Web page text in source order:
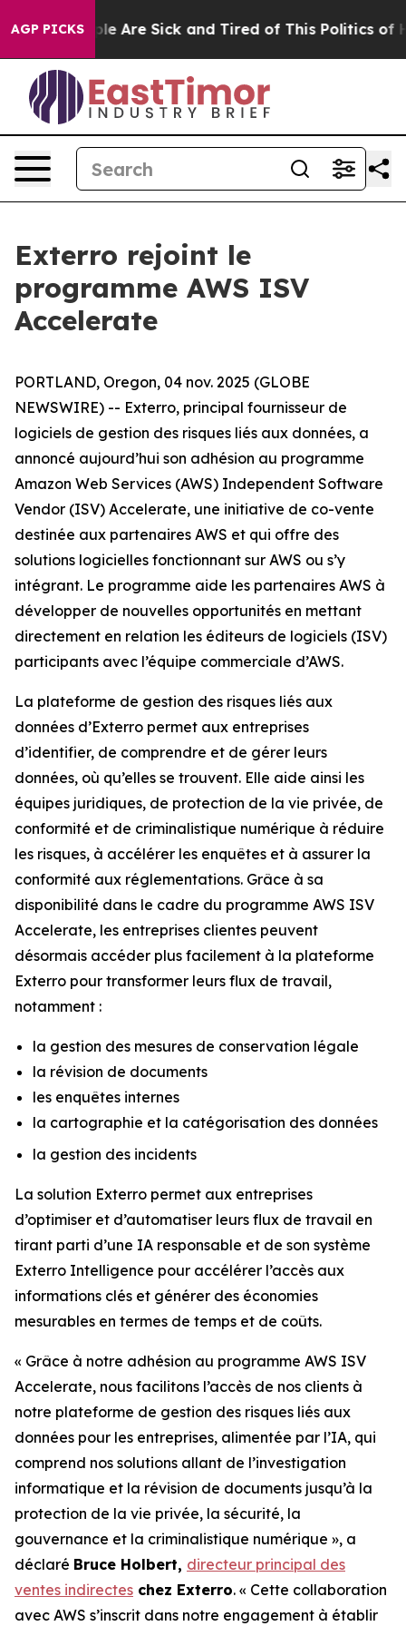
AGP PICKS
“People Are Sick and Tired of This Politics of
Exterro rejoint le
programme AWS ISV
Accelerate
PORTLAND, Oregon, 04 nov. 2025 (GLOBE
NEWSWIRE) -- Exterro, principal fournisseur de
logiciels de gestion des risques liés aux données, a
annoncé aujourd’hui son adhésion au programme
Amazon Web Services (AWS) Independent Software
Vendor (ISV) Accelerate, une initiative de co-vente
destinée aux partenaires AWS et qui offre des
solutions logicielles fonctionnant sur AWS ou s’y
intégrant. Le programme aide les partenaires AWS à
développer de nouvelles opportunités en mettant
directement en relation les éditeurs de logiciels (ISV)
participants avec l’équipe commerciale d’AWS.
La plateforme de gestion des risques liés aux
données d’Exterro permet aux entreprises
d’identifier, de comprendre et de gérer leurs
données, où qu’elles se trouvent. Elle aide ainsi les
équipes juridiques, de protection de la vie privée, de
conformité et de criminalistique numérique à réduire
les risques, à accélérer les enquêtes et à assurer la
conformité aux réglementations. Grâce à sa
disponibilité dans le cadre du programme AWS ISV
Accelerate, les entreprises clientes peuvent
désormais accéder plus facilement à la plateforme
Exterro pour transformer leurs flux de travail,
notamment :
la gestion des mesures de conservation légale
la révision de documents
les enquêtes internes
la cartographie et la catégorisation des données
la gestion des incidents
La solution Exterro permet aux entreprises
d’optimiser et d’automatiser leurs flux de travail en
tirant parti d’une IA responsable et de son système
Exterro Intelligence pour accélérer l’accès aux
informations clés et générer des économies
mesurables en termes de temps et de coûts.
« Grâce à notre adhésion au programme AWS ISV
Accelerate, nous facilitons l’accès de nos clients à
notre plateforme de gestion des risques liés aux
données pour les entreprises, alimentée par l’IA, qui
comprend nos solutions allant de l’investigation
informatique et la révision de documents jusqu’à la
protection de la vie privée, la sécurité, la
gouvernance et la criminalistique numérique », a
déclaré Bruce Holbert, directeur principal des
ventes indirectes chez Exterro. « Cette collaboration
avec AWS s’inscrit dans notre engagement à établir